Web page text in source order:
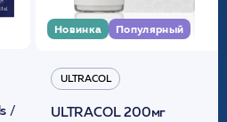
/
Новинка Популярный
ULTRACOL
ULTRACOL 200мг